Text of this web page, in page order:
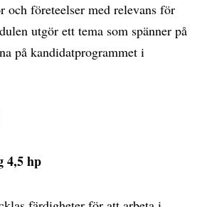
och företeelser med relevans för
utgör ett tema som spänner på
på kandidatprogrammet i
4,5 hp